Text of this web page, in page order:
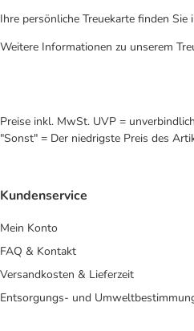
Ihre persönliche Treuekarte finden
Weitere Informationen zu unserem
Preise inkl. MwSt. UVP =
"Sonst" = Der niedrigste Preis des
Kundenservice
Mein Konto
FAQ & Kontakt
Versandkosten & Lieferzeit
Entsorgungs- und